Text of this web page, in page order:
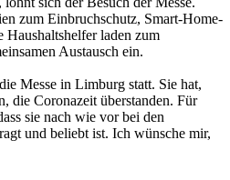
zum Einbruchschutz, Smart-Home-
Haushaltshelfer laden zum
Austausch ein.
Messe in Limburg statt. Sie hat,
die Coronazeit überstanden. Für
sie nach wie vor bei den
und beliebt ist. Ich wünsche mir,